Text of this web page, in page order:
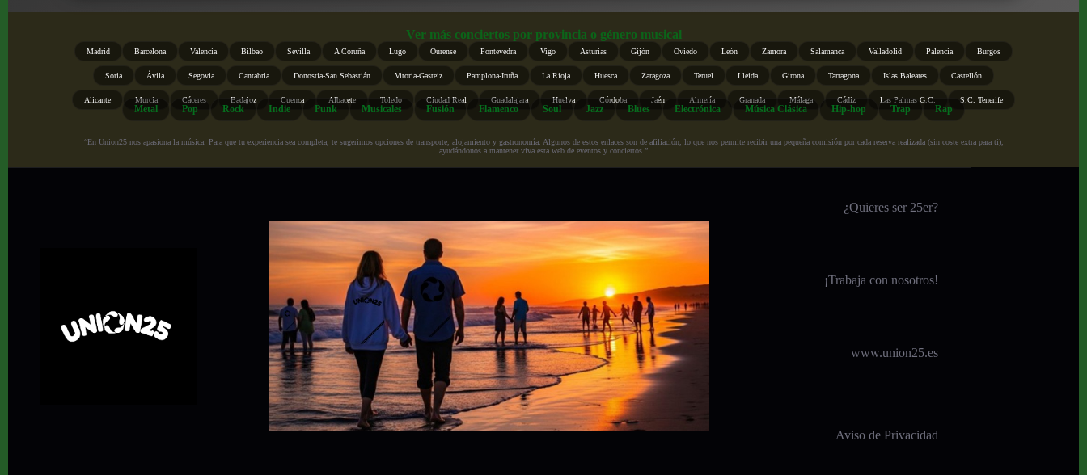
Ver más conciertos por provincia o género musical
Madrid Barcelona Valencia Bilbao Sevilla A Coruña Lugo Ourense Pontevedra Vigo Asturias Gijón Oviedo León Zamora Salamanca Valladolid Palencia Burgos
Soria Ávila Segovia Cantabria Donostia-San Sebastián Vitoria-Gasteiz Pamplona-Iruña La Rioja Huesca Zaragoza Teruel Lleida Girona Tarragona Islas Baleares Castellón
Alicante Murcia Cáceres Badajoz Cuenca Albacete Toledo Ciudad Real Guadalajara Huelva Córdoba Jaén Almería Granada Málaga Cádiz Las Palmas G.C. S.C. Tenerife
Metal Pop Rock Indie Punk Musicales Fusión Flamenco Soul Jazz Blues Electrónica Música Clásica Hip-hop Trap Rap
“En Union25 nos apasiona la música. Para que tu experiencia sea completa, te sugerimos opciones de transporte, alojamiento y gastronomía. Algunos de estos enlaces son de afiliación, lo que nos permite recibir una pequeña comisión por cada reserva realizada (sin coste extra para ti),
ayudándonos a mantener viva esta web de eventos y conciertos.”
¿Quieres ser 25er?
¡Trabaja con nosotros!
www.union25.es
Aviso de Privacidad